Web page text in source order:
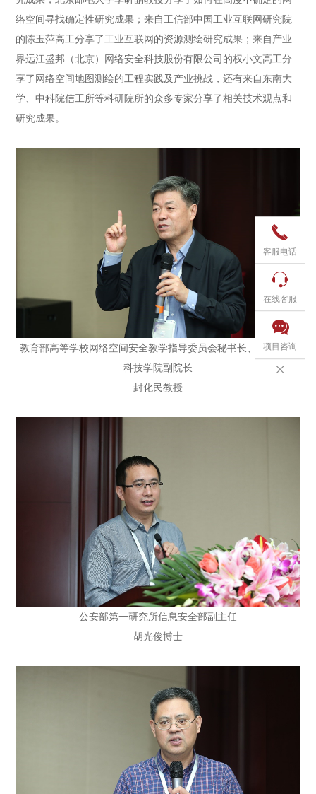
络空间寻找确定性研究成果；来自工信部中国工业互联网研究院
的陈玉萍高工分享了工业互联网的资源测绘研究成果；来自产业
界远江盛邦（北京）网络安全科技股份有限公司的权小文高工分
享了网络空间地图测绘的工程实践及产业挑战，还有来自东南大
学、中科院信工所等科研院所的众多专家分享了相关技术观点和
研究成果。
教育部高等学校网络空间安全教学指导委员会秘书长、北京电子
科技学院副院长
封化民教授
公安部第一研究所信息安全部副主任
胡光俊博士

客服电话

在线客服

项目咨询
